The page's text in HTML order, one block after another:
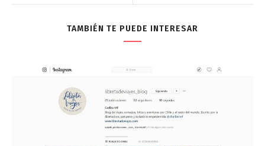
TAMBIÉN TE PUEDE INTERESAR